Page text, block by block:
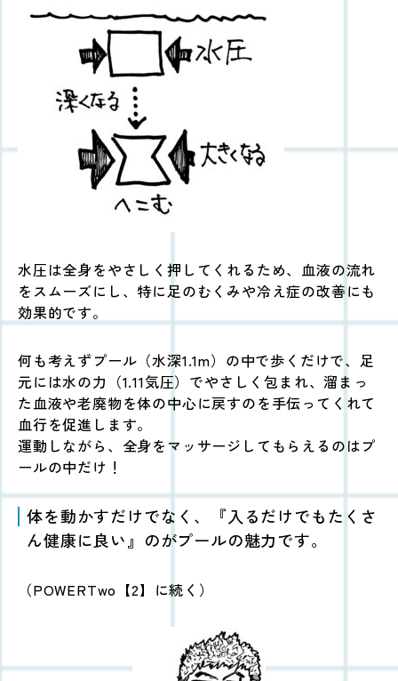
水圧は全身をやさしく押してくれるため、血液の流れ
をスムーズにし、 特に足のむくみや冷え症の改善にも
効果的です。
何も考えずプール（水深1.1m）の中で歩くだけで、足
元には水の力（1.11気圧）でやさしく包まれ、溜まっ
た血液や老廃物を体の中心に戻すのを手伝ってくれて
血行を促進します。
運動しながら、全身をマッサージしてもらえるのはプ
ールの中だけ！
体を動かすだけでなく、『入るだけでもたくさ
ん健康に良い』のがプールの魅力です。
（POWERTwo【2】に続く）